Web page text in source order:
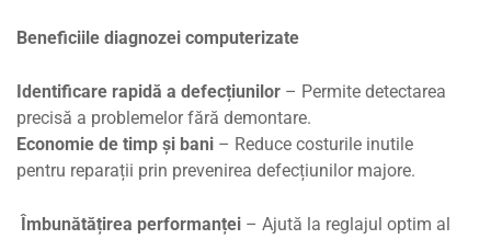
Beneficiile diagnozei computerizate
Identificare rapidă a defecțiunilor – Permite detectarea
precisă a problemelor fără demontare.
Economie de timp și bani – Reduce costurile inutile
pentru reparații prin prevenirea defecțiunilor majore.
Îmbunătățirea performanței – Ajută la reglajul optim al